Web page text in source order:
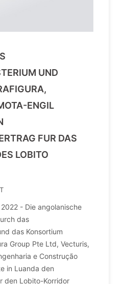
UND
ENGIL
FUR DAS
LOBITO
- Die angolanische
das
das Konsortium
Group Pte Ltd, Vecturis,
e Construção
in Luanda den
den Lobito-Korridor